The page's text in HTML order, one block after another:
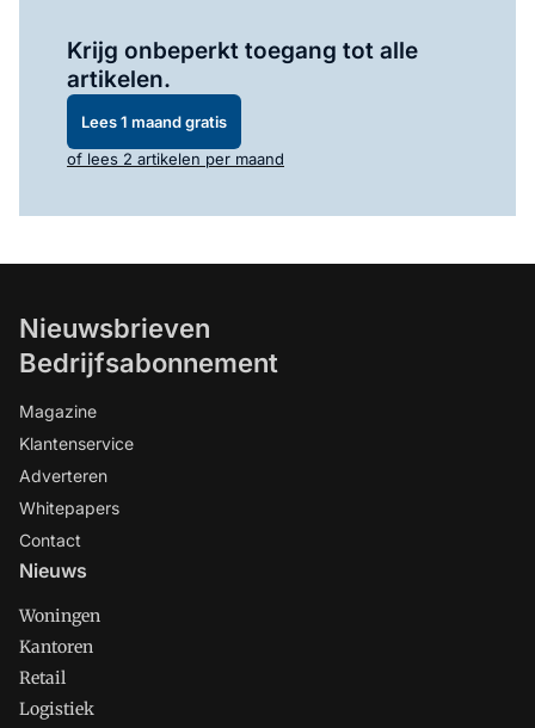
Krijg onbeperkt toegang tot alle
artikelen.
Lees 1 maand gratis
of lees 2 artikelen per maand
Nieuwsbrieven
Bedrijfsabonnement
Magazine
Klantenservice
Adverteren
Whitepapers
Contact
Nieuws
Woningen
Kantoren
Retail
Logistiek